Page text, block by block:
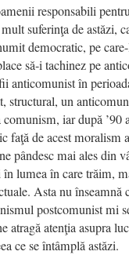
responsabili
suferinţa de astăzi,
democratic, pe
să-i tachinez pe
anticomunist în
structural, un
comunism, iar după ’90
faţă de acest moralism
pândesc mai ales din
lumea în care trăim,
Asta nu înseamnă
postcomunist mi
atragă atenţia asupra
ce se întâmplă astăzi.